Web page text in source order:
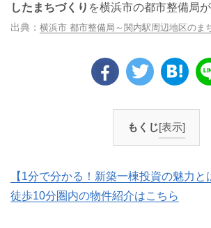
したまちづくり を横浜市の都市整備局
横浜市 都市整備局～関内駅周辺地区のま
もくじ[表示]
【1分で分かる！新築一棟投資の魅力
徒歩10分圏内の物件紹介はこちら